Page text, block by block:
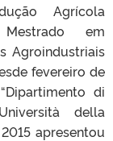
Agrícola
em
Agroindustriais
fevereiro de
di
della
apresentou